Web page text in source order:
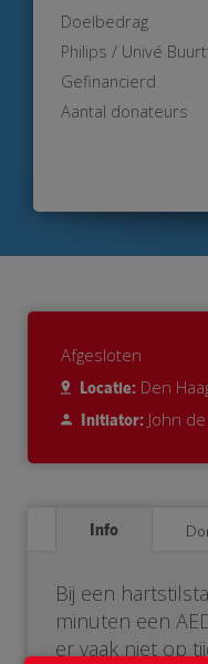
Doelbedrag
Philips / Univé
Gefinancierd
Aantal donateurs
Afgesloten
Locatie: Den
Initiator: John
Info
Bij een
minuten een
er vaak niet op